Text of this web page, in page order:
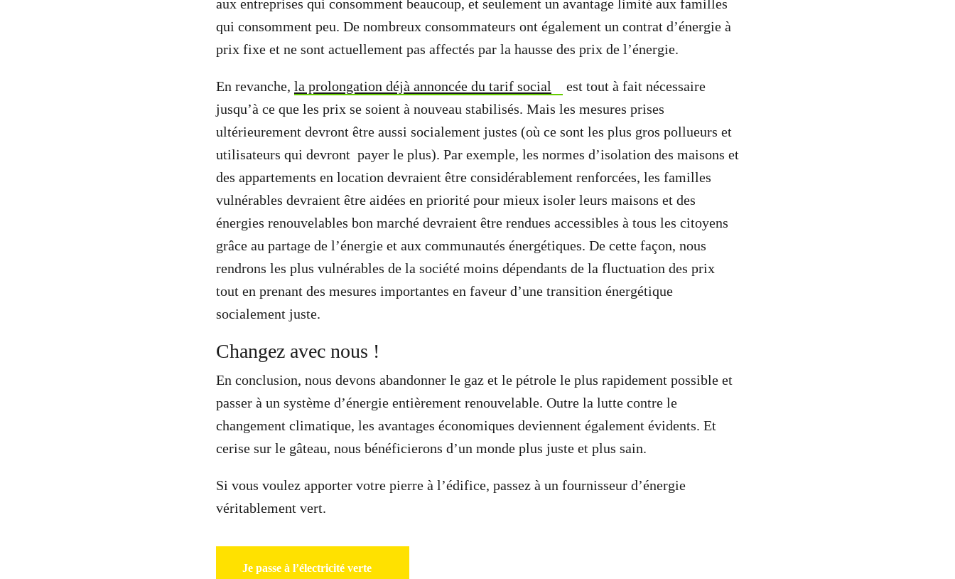
aux entreprises qui consomment beaucoup, et seulement un avantage limité aux familles
qui consomment peu. De nombreux consommateurs ont également un contrat d’énergie à
prix fixe et ne sont actuellement pas affectés par la hausse des prix de l’énergie.
En revanche, la prolongation déjà annoncée du tarif social
est tout à fait nécessaire
jusqu’à ce que les prix se soient à nouveau stabilisés. Mais les mesures prises
ultérieurement devront être aussi socialement justes (où ce sont les plus gros pollueurs et
utilisateurs qui devront payer le plus). Par exemple, les normes d’isolation des maisons et
des appartements en location devraient être considérablement renforcées, les familles
vulnérables devraient être aidées en priorité pour mieux isoler leurs maisons et des
énergies renouvelables bon marché devraient être rendues accessibles à tous les citoyens
grâce au partage de l’énergie et aux communautés énergétiques. De cette façon, nous
rendrons les plus vulnérables de la société moins dépendants de la fluctuation des prix
tout en prenant des mesures importantes en faveur d’une transition énergétique
socialement juste.
Changez avec nous !
En conclusion, nous devons abandonner le gaz et le pétrole le plus rapidement possible et
passer à un système d’énergie entièrement renouvelable. Outre la lutte contre le
changement climatique, les avantages économiques deviennent également évidents. Et
cerise sur le gâteau, nous bénéficierons d’un monde plus juste et plus sain.
Si vous voulez apporter votre pierre à l’édifice, passez à un fournisseur d’énergie
véritablement vert.
Je passe à l’électricité verte